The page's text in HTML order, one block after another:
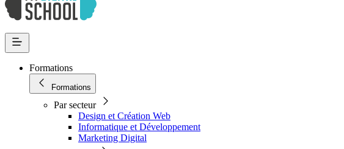
Formations
Formations
Par secteur
Design et Création Web
Informatique et Développement
Marketing Digital